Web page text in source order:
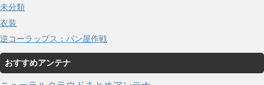
未分類
衣装
逆コーラップス：パン屋作戦
おすすめアンテナ